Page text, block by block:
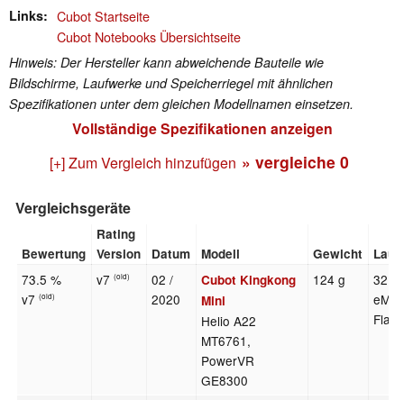
Links
Cubot Startseite
Cubot Notebooks Übersichtseite
Hinweis: Der Hersteller kann abweichende Bauteile wie
Bildschirme, Laufwerke und Speicherriegel mit ähnlichen
Spezifikationen unter dem gleichen Modellnamen einsetzen.
Vollständige Spezifikationen anzeigen
[+] Zum Vergleich hinzufügen » vergleiche 0
Vergleichsgeräte
Bewertung
Rating
Version
Datum Modell Gewicht
73.5 %
v7(old)
v7(old)
02 /
2020
Cubot Kingkong
Mini
Helio A22
MT6761,
PowerVR
GE8300
124 g
32
Flash